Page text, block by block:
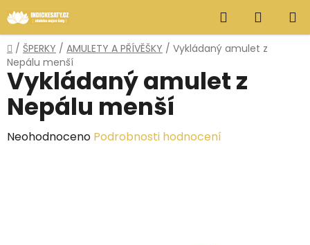
na
obsah
Hledat
KOŠÍK
Domů
/ ŠPERKY / AMULETY A PŘÍVĚŠKY / Vykládaný amulet z
Nepálu menší
Vykládaný amulet z
Nepálu menší
Průměrné
Neohodnoceno Podrobnosti hodnocení